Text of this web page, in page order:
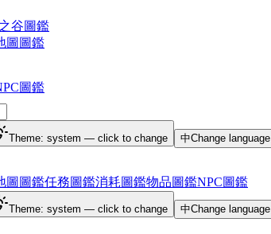
谷圖鑑
圖圖鑑
圖鑑
Theme: system — click to change 中Change language
圖圖鑑任務圖鑑消耗圖鑑物品圖鑑NPC圖鑑
Theme: system — click to change 中Change language